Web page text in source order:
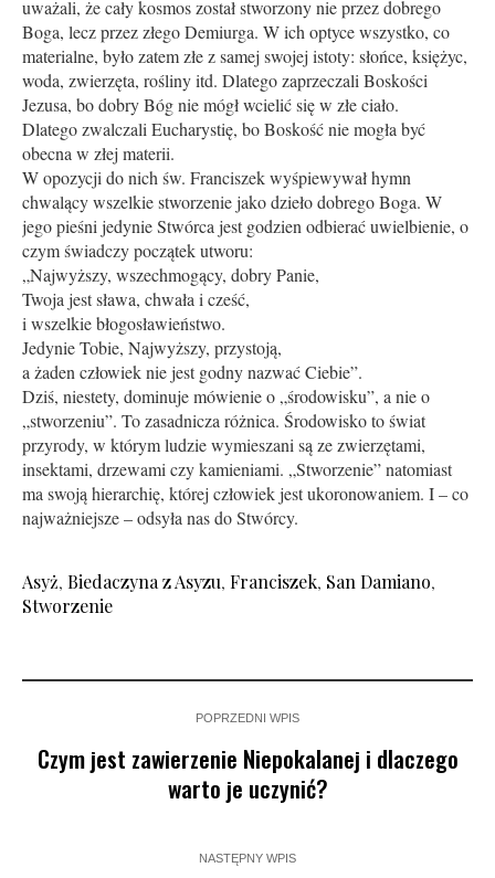
uważali, że cały kosmos został stworzony nie przez dobrego
Boga, lecz przez złego Demiurga. W ich optyce wszystko, co
materialne, było zatem złe z samej swojej istoty: słońce, księżyc,
woda, zwierzęta, rośliny itd. Dlatego zaprzeczali Boskości
Jezusa, bo dobry Bóg nie mógł wcielić się w złe ciało.
Dlatego zwalczali Eucharystię, bo Boskość nie mogła być
obecna w złej materii.
W opozycji do nich św. Franciszek wyśpiewywał hymn
chwalący wszelkie stworzenie jako dzieło dobrego Boga. W
jego pieśni jedynie Stwórca jest godzien odbierać uwielbienie, o
czym świadczy początek utworu:
„Najwyższy, wszechmogący, do­bry Panie,
Twoja jest sława, chwała i cześć,
i wszelkie błogosławieństwo.
Jedynie Tobie, Najwyższy, przystoją,
a żaden człowiek nie jest godny nazwać Ciebie”.
Dziś, niestety, dominuje mówienie o „środowisku”, a nie o
„stworzeniu”. To zasadnicza różnica. Środowisko to świat
przyrody, w którym ludzie wymieszani są ze zwierzętami,
insektami, drzewami czy kamieniami. „Stworzenie” natomiast
ma swoją hierarchię, której człowiek jest ukoronowaniem. I – co
najważniejsze – odsyła nas do Stwórcy.
Asyż, Biedaczyna z Asyzu, Franciszek, San Damiano,
Stworzenie
POPRZEDNI WPIS
Czym jest zawierzenie Niepokalanej i dlaczego
warto je uczynić?
NASTĘPNY WPIS